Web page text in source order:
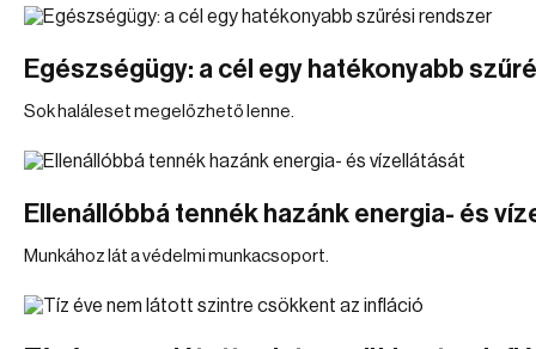
Egészségügy: a cél egy hatékonyabb
Sok haláleset megelőzhető lenne.
Ellenállóbbá tennék hazánk energia- és
Munkához lát a védelmi munkacsoport.